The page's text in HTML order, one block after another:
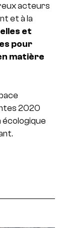
acteurs
et à la
et
pour
matière
2020
écologique